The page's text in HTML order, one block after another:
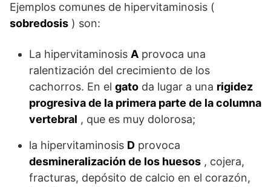
Ejemplos comunes de hipervitaminosis (
sobredosis ) son:
La hipervitaminosis A provoca una
ralentización del crecimiento de los
cachorros. En el gato da lugar a una rigidez
progresiva de la primera parte de la columna
vertebral , que es muy dolorosa;
la hipervitaminosis D provoca
desmineralización de los huesos , cojera,
fracturas, depósito de calcio en el corazón,